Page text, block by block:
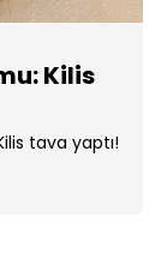
Kilis
tava yaptı!